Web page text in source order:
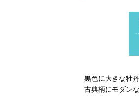
黒色に大きな牡
古典柄にモダン